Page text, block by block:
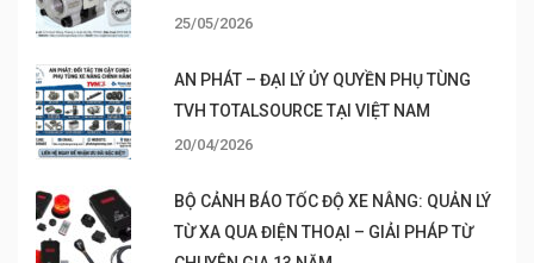
25/05/2026
AN PHÁT – ĐẠI LÝ ỦY QUYỀN PHỤ TÙNG
TVH TOTALSOURCE TẠI VIỆT NAM
20/04/2026
BỘ CẢNH BÁO TỐC ĐỘ XE NÂNG: QUẢN LÝ
TỪ XA QUA ĐIỆN THOẠI – GIẢI PHÁP TỪ